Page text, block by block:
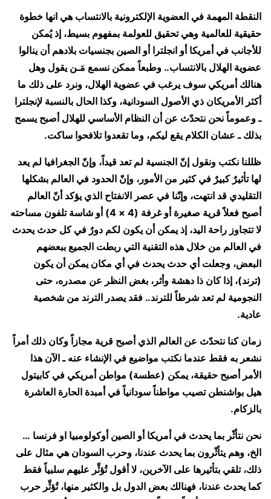
النقطة المهمة في العضوية الإلكترونية بالانتساب هي انها خطوة
حقيقية للعالمية وهي تحقيق للعولمة بمفهوم بسيط، إذ يُمكن
للأجانب في أمريكا أو انجلترا أو الصين بجنسيات بلادهم أن ينالوا
عضوية الهلال بالانتساب.. وطبعاً ممكن نسمع مَـن يقول وهل
هنالك أمريكي سوف يرغب في عضوية الهلال، ونرد على ذلك ما
أكثر الأمريكان ذي الأصول السودانية، وكذا الحال بالنسبة لإنجلترا
ـ وعموماً نحن نتحدّث عن أن النظام الأساسي للهلال أصبح يسمح
بذلك ـ عشان الكلام يقع ليكم، وما تقعدوا تلافحوا ساكت.
ظللنا نكتب ونقول إنّ الجنسية لم تعد قيداً، وإنّ الجغرافيا لم يعد
لها تأثيرٌ كبيرٌ في كثير من الأمور، وإنّ الحدود في العالم بشكلها
التقليدي قد انتهت، وإنّنا في عصر الانفتاح الذي يؤكد أنّ العالم
أصبح فعلاً قرية صغيرة أو غرفة (4 × 4) أو شاسة تلفون مساحته
لا تتجاوز راحة اليد، إذ يمكن أن يكون لكم دورٌ في كل حدث يحدث
في العالم من خلال هذه التقنية التي ربطت الجميع ببعضهم
البعض، وجعلت أي حدث يحدث في أي مكان يمكن أن يكون
(ترند)، إذا كان ذا دهشة وأثر، بغض النظر عن مصدره، حتى
النجومية لم تعد شرطاً للترند.. فقد يصدر الترند من شخصية
عادية.
زمان كنا نتحدّث عن العالم الذي أصبح قرية مجازاً وكان ذلك أمراً
نشعر به فقط عندما نكتب مواضيع في الإنشاء عنه ـ الآن هذا
الأمر أصبح حقيقة، يمكن (عطسة) مواطن أمريكي في كابيتول
هيل بواشنطن تصيب مواطناً سودانياً في أمبدة الحارة العاشرة
بالزكام.
نحن نتأثّر بما يحدث في أمريكا أو الصين أوكولومبيا او فرنسا …
الخ، وهم يتأثّرون بما يحدث عندنا، وحرب السودان هي مثال على
ذلك، تلقي بتأثيرها على الآخرين، لا أقول تُؤثِّر عليهم سلبياً فقط
كما يحدث عندنا، فهنالك بعض الدول بل والكثير منها، تُؤثِّر حرب